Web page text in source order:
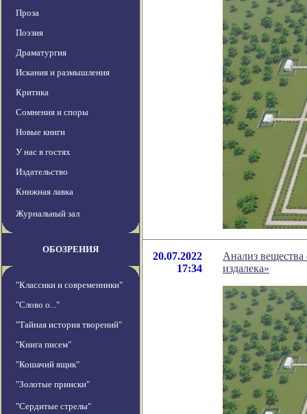
Проза
Поэзия
Драматургия
Искания и размышления
Критика
Сомнения и споры
Новые книги
У нас в гостях
Издательство
Книжная лавка
Журнальный зал
ОБОЗРЕНИЯ
"Классики и современники"
"Слово о..."
"Тайная история творений"
"Книга писем"
"Кошачий ящик"
"Золотые прииски"
"Сердитые стрелы"
20.07.2022
17:34
Анализ
издалека»